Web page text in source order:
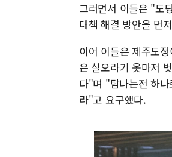
그러면서 이들은 "도
대책 해결 방안을 먼
이어 이들은 제주도
은 실오라기 옷마저
다"며 "탐나는전 하나
라"고 요구했다.